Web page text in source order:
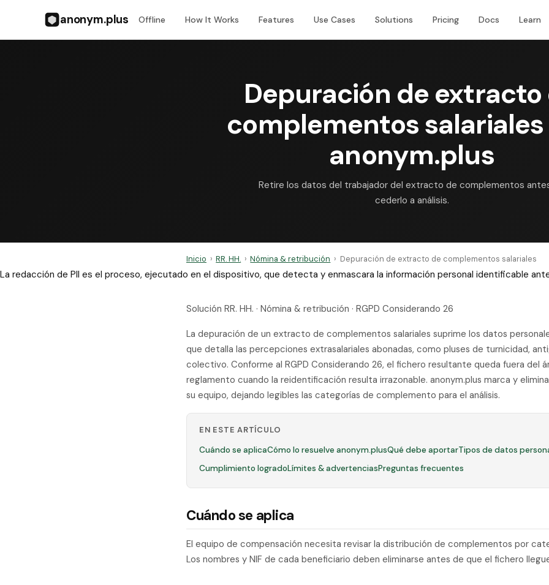
anonym.plus Offline How It Works Features Use Cases Solutions Pricing Docs Learn
Depuración de extracto
complementos salariales
anonym.plus
Retire los datos del trabajador del extracto de complementos
cederlo a análisis.
Inicio › RR. HH. › Nómina & retribución › Depuración de extracto de complementos salariales
La redacción de PII es el proceso, ejecutado en el dispositivo, que detecta y enmascara la información personal identificable
Solución RR. HH. · Nómina & retribución · RGPD Considerando 26
La depuración de un extracto de complementos salariales suprime los datos
que detalla las percepciones extrasalariales abonadas, como pluses de turnicidad,
colectivo. Conforme al RGPD Considerando 26, el fichero resultante queda fuera del
reglamento cuando la reidentificación resulta irrazonable. anonym.plus marca y
su equipo, dejando legibles las categorías de complemento para el análisis.
EN ESTE ARTÍCULO
Cuándo se aplicaCómo lo resuelve anonym.plusQué debe aportarTipos de datos
Cumplimiento logradoLímites & advertenciasPreguntas frecuentes
Cuándo se aplica
El equipo de compensación necesita revisar la distribución de complementos por
Los nombres y NIF de cada beneficiario deben eliminarse antes de que el fichero